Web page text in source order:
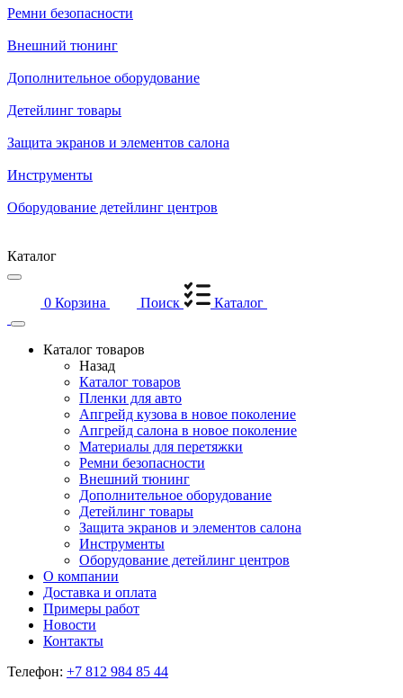
Ремни безопасности
Внешний тюнинг
Дополнительное оборудование
Детейлинг товары
Защита экранов и элементов салона
Инструменты
Оборудование детейлинг центров
Каталог
0 Корзина Поиск Каталог
Каталог товаров
Назад
Каталог товаров
Пленки для авто
Апгрейд кузова в новое поколение
Апгрейд салона в новое поколение
Материалы для перетяжки
Ремни безопасности
Внешний тюнинг
Дополнительное оборудование
Детейлинг товары
Защита экранов и элементов салона
Инструменты
Оборудование детейлинг центров
О компании
Доставка и оплата
Примеры работ
Новости
Контакты
Телефон: +7 812 984 85 44